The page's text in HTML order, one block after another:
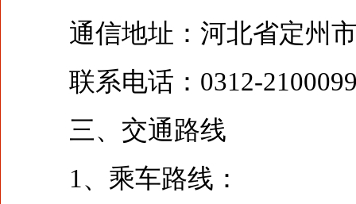
通信地址：河北省定州市
联系电话：0312-
三、交通路线
1、乘车路线：